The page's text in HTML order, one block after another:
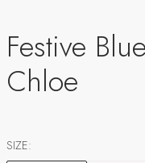
Festive
Chloe
SIZE: